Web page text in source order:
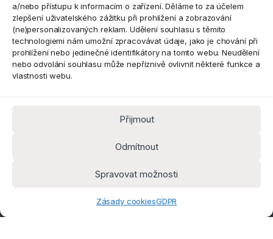
a/nebo přístupu k informacím o zařízení. Děláme to za účelem
zlepšení uživatelského zážitku při prohlížení a zobrazování
(ne)personalizovaných reklam. Udělení souhlasu s těmito
technologiemi nám umožní zpracovávat údaje, jako je chování při
prohlížení nebo jedinečné identifikátory na tomto webu. Neudělení
nebo odvolání souhlasu může nepříznivě ovlivnit některé funkce a
vlastnosti webu.
Přijmout
Odmítnout
Spravovat možnosti
Zásady cookiesGDPR
Máte dotaz? Kontaktujte nás
k.cz
Kancelář 8:30 - 16:00